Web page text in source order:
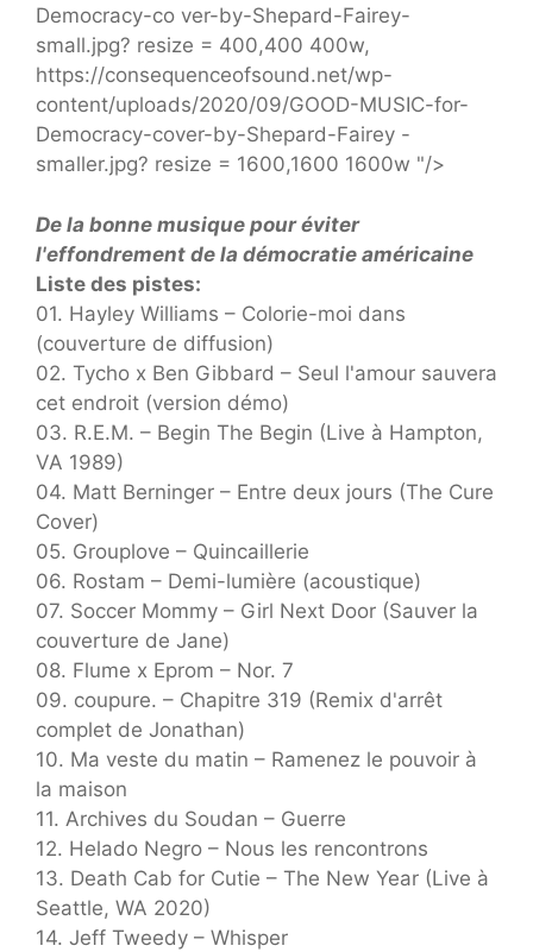
Democracy-co ver-by-Shepard-Fairey-
small.jpg? resize = 400,400 400w,
https://consequenceofsound.net/wp-
content/uploads/2020/09/GOOD-MUSIC-for-
Democracy-cover-by-Shepard-Fairey -
smaller.jpg? resize = 1600,1600 1600w "/>
De la bonne musique pour éviter
l'effondrement de la démocratie américaine
Liste des pistes:
01. Hayley Williams – Colorie-moi dans
(couverture de diffusion)
02. Tycho x Ben Gibbard – Seul l'amour sauvera
cet endroit (version démo)
03. R.E.M. – Begin The Begin (Live à Hampton,
VA 1989)
04. Matt Berninger – Entre deux jours (The Cure
Cover)
05. Grouplove – Quincaillerie
06. Rostam – Demi-lumière (acoustique)
07. Soccer Mommy – Girl Next Door (Sauver la
couverture de Jane)
08. Flume x Eprom – Nor. 7
09. coupure. – Chapitre 319 (Remix d'arrêt
complet de Jonathan)
10. Ma veste du matin – Ramenez le pouvoir à
la maison
11. Archives du Soudan – Guerre
12. Helado Negro – Nous les rencontrons
13. Death Cab for Cutie – The New Year (Live à
Seattle, WA 2020)
14. Jeff Tweedy – Whisper